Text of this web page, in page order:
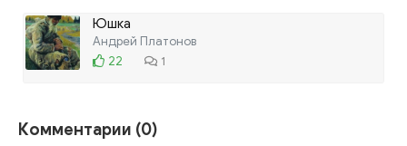
Юшка
Андрей Платонов
22
1
Комментарии (0)